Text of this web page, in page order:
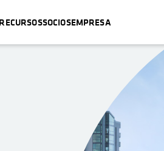
RECURSOSSOCIOSEMPRESA